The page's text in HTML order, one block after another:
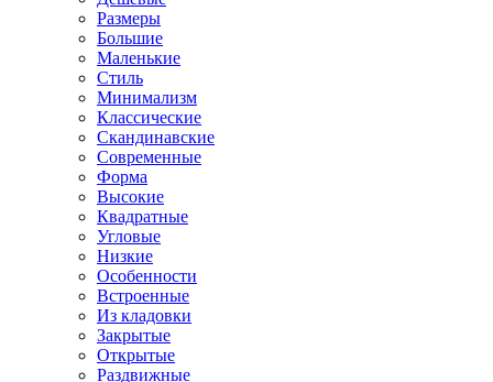
Размеры
Большие
Маленькие
Стиль
Минимализм
Классические
Скандинавские
Современные
Форма
Высокие
Квадратные
Угловые
Низкие
Особенности
Встроенные
Из кладовки
Закрытые
Открытые
Раздвижные